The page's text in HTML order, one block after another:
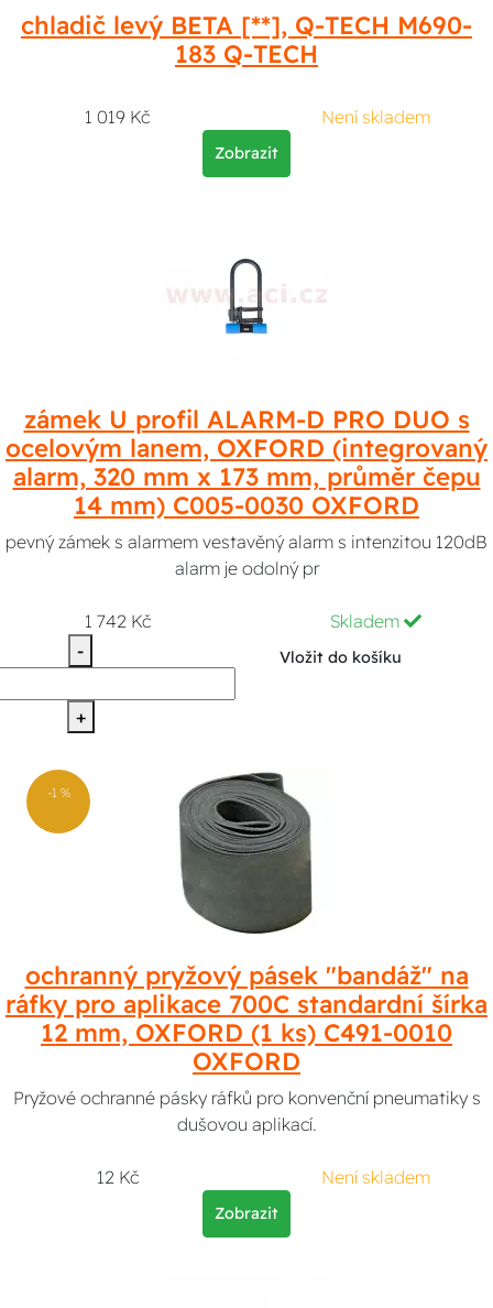
chladič levý BETA [**], Q-TECH M690-
183 Q-TECH
1 019 Kč Není skladem
Zobrazit
zámek U profil ALARM-D PRO DUO s
ocelovým lanem, OXFORD (integrovaný
alarm, 320 mm x 173 mm, průměr čepu
14 mm) C005-0030 OXFORD
pevný zámek s alarmem vestavěný alarm s intenzitou 120dB
alarm je odolný pr
1 742 Kč
Skladem
-
+
Vložit do košíku
-1 %
ochranný pryžový pásek "bandáž" na
ráfky pro aplikace 700C standardní šírka
12 mm, OXFORD (1 ks) C491-0010
OXFORD
Pryžové ochranné pásky ráfků pro konvenční pneumatiky s
dušovou aplikací.
12 Kč Není skladem
Zobrazit